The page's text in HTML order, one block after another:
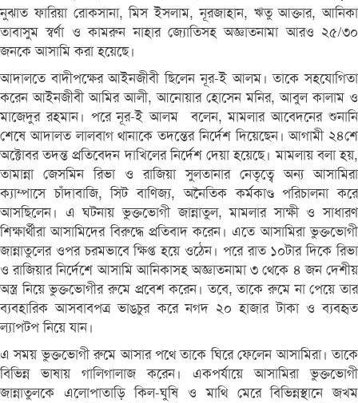
নুঝাত ফারিয়া রোকসানা, মিস ইসলাম, নূরজাহান, ঋতু আক্তার, আনিকা
তাবাসুম স্বর্ণা ও কামরুন নাহার জ্যোতিসহ অজ্ঞাতনামা আরও ২৫/৩০
জনকে আসামি করা হয়েছে।
আদালতে বাদীপক্ষের আইনজীবী ছিলেন নূর-ই আলম। তাকে সহযোগিতা
করেন আইনজীবী আমির আলী, আনোয়ার হোসেন মনির, আবুল কালাম ও
মাজেদুর রহমান। পরে নূর-ই আলম বলেন, মামলার আবেদনের শুনানি
শেষে আদালত লালবাগ থানাকে তদন্তের নির্দেশ দিয়েছেন। আগামী ২৪শে
অক্টোবর তদন্ত প্রতিবেদন দাখিলের নির্দেশ দেয়া হয়েছে। মামলায় বলা হয়,
তামান্না জেসমিন রিভা ও রাজিয়া সুলতানার নেতৃত্বে অন্য আসামিরা
ক্যাম্পাসে চাঁদাবাজি, সিট বাণিজ্য, অনৈতিক কর্মকাণ্ড পরিচালনা করে
আসছিলেন। এ ঘটনায় ভুক্তভোগী জান্নাতুল, মামলার সাক্ষী ও সাধারণ
শিক্ষার্থীরা আসামিদের বিরুদ্ধে প্রতিবাদ করেন। এতে আসামিরা ভুক্তভোগী
জান্নাতুলের ওপর চরমভাবে ক্ষিপ্ত হয়ে ওঠেন। পরে রাত ১০টার দিকে রিভা
ও রাজিয়ার নির্দেশে আসামি আনিকাসহ অজ্ঞাতনামা ৩ থেকে ৪ জন দেশীয়
অস্ত্র নিয়ে ভুক্তভোগীর রুমে প্রবেশ করেন। তবে, তাকে রুমে না পেয়ে তার
ব্যবহারিক আসবাবপত্র ভাঙচুর করে নগদ ২০ হাজার টাকা ও ব্যবহৃত
ল্যাপটপ নিয়ে যান।
এ সময় ভুক্তভোগী রুমে আসার পথে তাকে ঘিরে ফেলেন আসামিরা। তাকে
বিভিন্ন ভাষায় গালিগালাজ করেন। একপর্যায়ে আসামিরা ভুক্তভোগী
জান্নাতুলকে এলোপাতাড়ি কিল-ঘুষি ও মাথি মেরে বিভিন্নস্থানে জখম